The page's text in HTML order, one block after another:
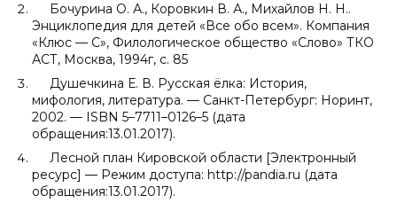
Бочурина О. А., Коровкин В. А., Михайлов Н. Н..
Энциклопедия для детей «Все обо всем». Компания
«Клюс — С», Филологическое общество «Слово» ТКО
АСТ, Москва, 1994г, с. 85
Душечкина Е. В. Русская ёлка: История,
мифология, литература. — Санкт-Петербург: Норинт,
2002. — ISBN 5–7711–0126–5 (дата
обращения:13.01.2017).
Лесной план Кировской области [Электронный
ресурс] — Режим доступа: http://pandia.ru (дата
обращения:13.01.2017).